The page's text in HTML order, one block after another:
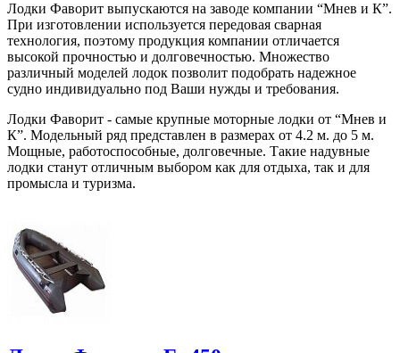
Лодки Фаворит выпускаются на заводе компании “Мнев и К”.
При изготовлении используется передовая сварная
технология, поэтому продукция компании отличается
высокой прочностью и долговечностью. Множество
различный моделей лодок позволит подобрать надежное
судно индивидуально под Ваши нужды и требования.
Лодки Фаворит - самые крупные моторные лодки от “Мнев и
К”. Модельный ряд представлен в размерах от 4.2 м. до 5 м.
Мощные, работоспособные, долговечные. Такие надувные
лодки станут отличным выбором как для отдыха, так и для
промысла и туризма.